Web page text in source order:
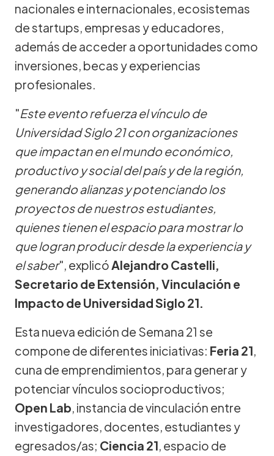
nacionales e internacionales, ecosistemas
de startups, empresas y educadores,
además de acceder a oportunidades como
inversiones, becas y experiencias
profesionales.
"Este evento refuerza el vínculo de
Universidad Siglo 21 con organizaciones
que impactan en el mundo económico,
productivo y social del país y de la región,
generando alianzas y potenciando los
proyectos de nuestros estudiantes,
quienes tienen el espacio para mostrar lo
que logran producir desde la experiencia y
el saber", explicó Alejandro Castelli,
Secretario de Extensión, Vinculación e
Impacto de Universidad Siglo 21.
Esta nueva edición de Semana 21 se
compone de diferentes iniciativas: Feria 21,
cuna de emprendimientos, para generar y
potenciar vínculos socioproductivos;
Open Lab, instancia de vinculación entre
investigadores, docentes, estudiantes y
egresados/as; Ciencia 21, espacio de